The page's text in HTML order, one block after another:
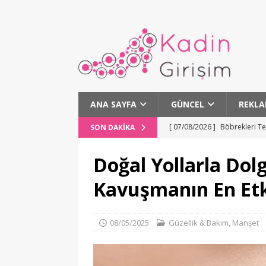
ANA SAYFA GÜNCEL
SON DAKIKA [ 07/08/2026 ] Böbrekleri
[ 07/08/2026 ] Osmangazi
[ 07/08/2026 ]
[ 07/08/2026 ]
Bursa’da
Doğal Yollarla
Kavuşmanın En
08/05/2025 Güzellik & Bakım, Manşet